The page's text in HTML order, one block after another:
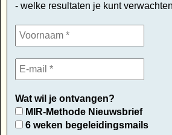
- welke resultaten je kunt verwachten
Wat wil je ontvangen?
MIR-Methode Nieuwsbrief
6 weken begeleidingsmails